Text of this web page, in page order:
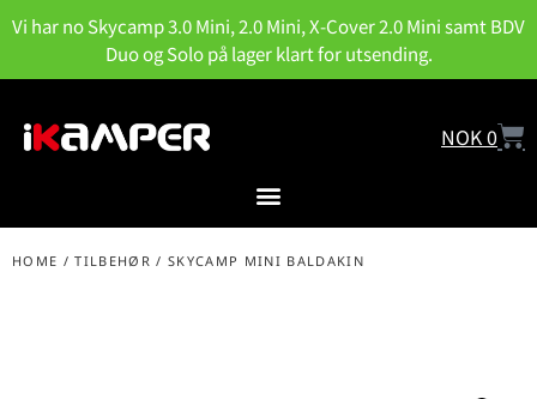
Vi har no Skycamp 3.0 Mini, 2.0 Mini, X-Cover 2.0 Mini samt BDV
Duo og Solo på lager klart for utsending.
NOK0
HOME /TILBEHØR / SKYCAMP MINI BALDAKIN